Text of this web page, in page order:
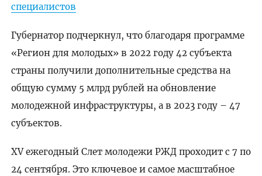
специалистов
Губернатор подчеркнул, что благодаря программе
«Регион для молодых» в 2022 году 42 субъекта
страны получили дополнительные средства на
общую сумму 5 млрд рублей на обновление
молодежной инфраструктуры, а в 2023 году – 47
субъектов.
XV ежегодный Слет молодежи РЖД проходит с 7 по
24 сентября. Это ключевое и самое масштабное